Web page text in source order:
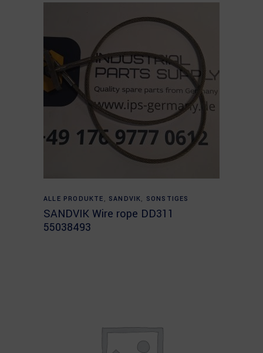
Read more
ALLE PRODUKTE , SANDVIK, SONSTIGES
SANDVIK Wire rope DD311
55038493